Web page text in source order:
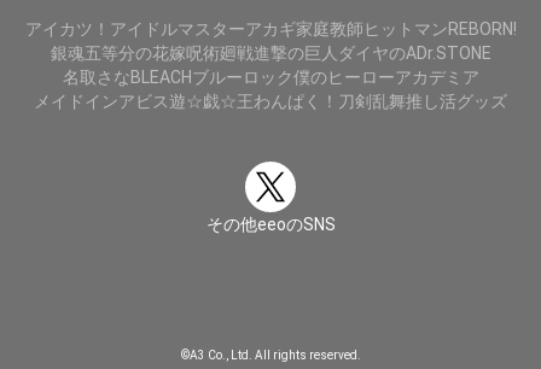
アイカツ！ アイドルマスターアカギ家庭教師ヒットマンREBORN!
銀魂五等分の花嫁呪術廻戦進撃の巨人 ダイヤのADr.STONE
名取さなBLEACHブルーロック僕のヒーローアカデミア
メイドインアビス遊☆戯☆王わんぱく！刀剣乱舞推し活グッズ
その他eeoのSNS
©A3 Co., Ltd. All rights reserved.